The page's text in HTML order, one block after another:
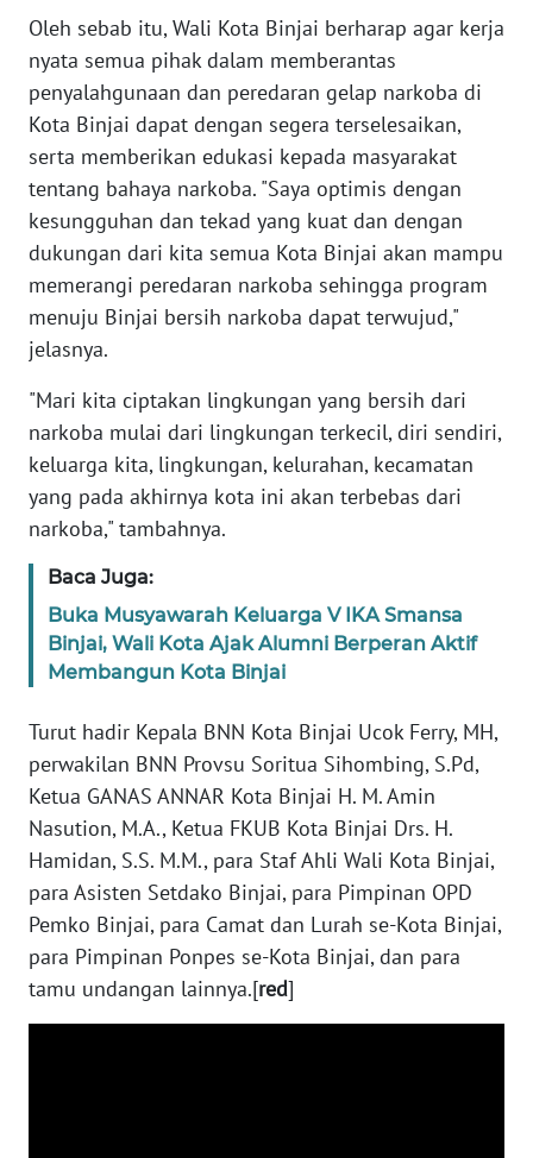
Oleh sebab itu, Wali Kota Binjai berharap agar kerja
nyata semua pihak dalam memberantas
penyalahgunaan dan peredaran gelap narkoba di
Kota Binjai dapat dengan segera terselesaikan,
serta memberikan edukasi kepada masyarakat
tentang bahaya narkoba. "Saya optimis dengan
kesungguhan dan tekad yang kuat dan dengan
dukungan dari kita semua Kota Binjai akan mampu
memerangi peredaran narkoba sehingga program
menuju Binjai bersih narkoba dapat terwujud,"
jelasnya.
"Mari kita ciptakan lingkungan yang bersih dari
narkoba mulai dari lingkungan terkecil, diri sendiri,
keluarga kita, lingkungan, kelurahan, kecamatan
yang pada akhirnya kota ini akan terbebas dari
narkoba," tambahnya.
Baca Juga:
Buka Musyawarah Keluarga V IKA Smansa
Binjai, Wali Kota Ajak Alumni Berperan Aktif
Membangun Kota Binjai
Turut hadir Kepala BNN Kota Binjai Ucok Ferry, MH,
perwakilan BNN Provsu Soritua Sihombing, S.Pd,
Ketua GANAS ANNAR Kota Binjai H. M. Amin
Nasution, M.A., Ketua FKUB Kota Binjai Drs. H.
Hamidan, S.S. M.M., para Staf Ahli Wali Kota Binjai,
para Asisten Setdako Binjai, para Pimpinan OPD
Pemko Binjai, para Camat dan Lurah se-Kota Binjai,
para Pimpinan Ponpes se-Kota Binjai, dan para
tamu undangan lainnya.[red]
WN
SULBAR
WN
WN
SUMBAR
WN
SUMSEL
WN
BENGKULU
WN
LAMPUNG
WN
JATENG
WN
WN
JOGJA
WN
BALI
WN